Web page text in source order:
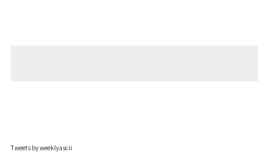
Tweets by weeklyascii